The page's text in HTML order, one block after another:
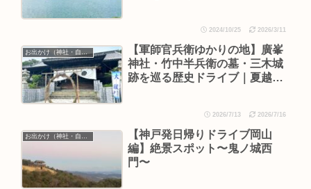
2024/10/25 2026/3/11
【軍師官兵衛ゆかりの地】廣峯
神社・竹中半兵衛の墓・三木城
跡を巡る歴史ドライブ｜夏越の
2026/7/13 2026/7/16
お出かけ（神社・自然・旅）
【神戸発日帰りドライブ岡山
編】絶景スポット〜鬼ノ城西
門〜